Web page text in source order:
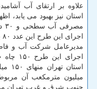
علاوه بر ارتقای آب
اجرای این طرح این عدد ۸۰ به ۲۰ رسیده است.
مدیرعامل شركت آب و
میلیون مترمكعب آن
جنوب شرق و غرب تهران